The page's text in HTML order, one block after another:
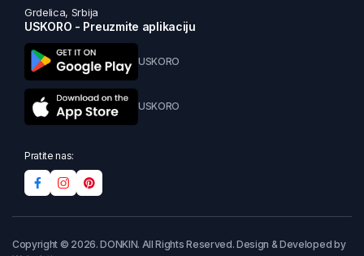
Grdelica, Srbija
USKORO - Preuzmite aplikaciju
USKORO
USKORO
Pratite nas:
Copyright © 2026. DONKIN. All Rights Reserved. Design & Developed by